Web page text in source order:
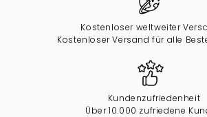
Kostenloser weltweiter
Kostenloser Versand für alle
Kundenzufriedenheit
Über 10.000 zufriedene